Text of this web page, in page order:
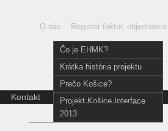
O nás
Čo je EHMK?
Krátka história projektu
Prečo Košice?
Projekt Košice Interface
2013
Register faktúr,
Kontakt Slovenčina